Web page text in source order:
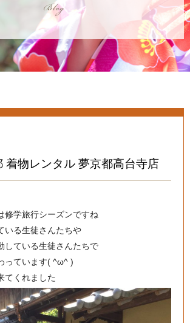
Blog
着物レンタル 夢京都高台寺店
修学旅行シーズンですね
いる生徒さんたちや
している生徒さんたちで
っています( ^ω^ )
てくれました